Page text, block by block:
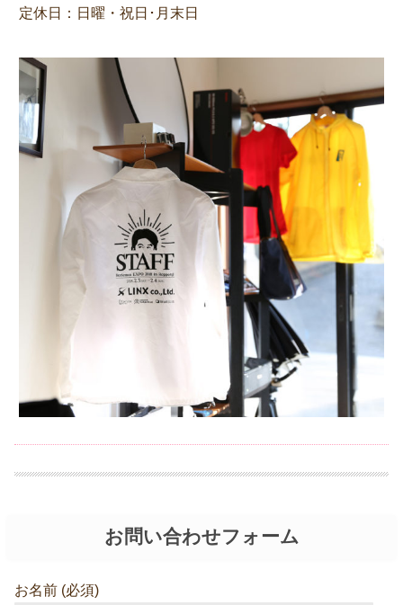
定休日：日曜・祝日･月末日
お問い合わせフォーム
お名前 (必須)